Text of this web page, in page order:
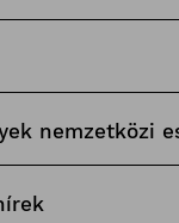
nemzetközi